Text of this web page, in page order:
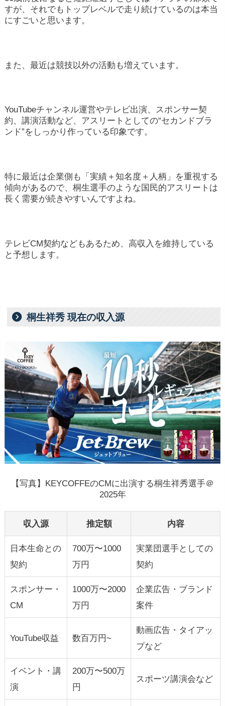
すが、それでもトップレベルで走り続けているのは本当
にすごいと思います。
また、最近は競技以外の活動も増えています。
YouTubeチャンネル運営やテレビ出演、スポンサー契
約、講演活動など、アスリートとしての“セカンドブラ
ンド”をしっかり作っている印象です。
特に最近は企業側も「実績＋知名度＋人柄」を重視する
傾向があるので、桐生選手のような国民的アスリートは
長く需要が続きやすいんですよね。
テレビCM契約などもあるため、高収入を維持している
と予想します。
桐生祥秀 現在の収入源
【写真】KEYCOFFEのCMに出演する桐生祥秀選手＠
2025年
収入源 推定額 内容
日本生命との
契約
700万〜1000
万円
実業団選手としての
契約
スポンサー・
CM
1000万〜2000
万円
企業広告・ブランド
案件
YouTube収益 数百万円~
動画広告・タイアッ
プなど
イベント・講
演
200万〜500万
円
スポーツ講演会など